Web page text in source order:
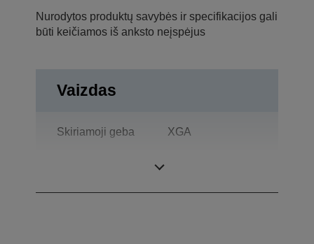
Nurodytos produktų savybės ir specifikacijos gali
būti keičiamos iš anksto neįspėjus
Vaizdas
Skiriamoji geba XGA